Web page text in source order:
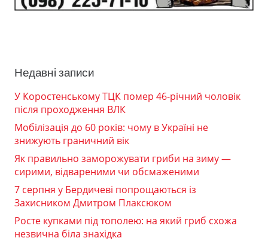
Недавні записи
У Коростенському ТЦК помер 46-річний чоловік
після проходження ВЛК
Мобілізація до 60 років: чому в Україні не
знижують граничний вік
Як правильно заморожувати гриби на зиму —
сирими, відвареними чи обсмаженими
7 серпня у Бердичеві попрощаються із
Захисником Дмитром Плаксюком
Росте купками під тополею: на який гриб схожа
незвична біла знахідка